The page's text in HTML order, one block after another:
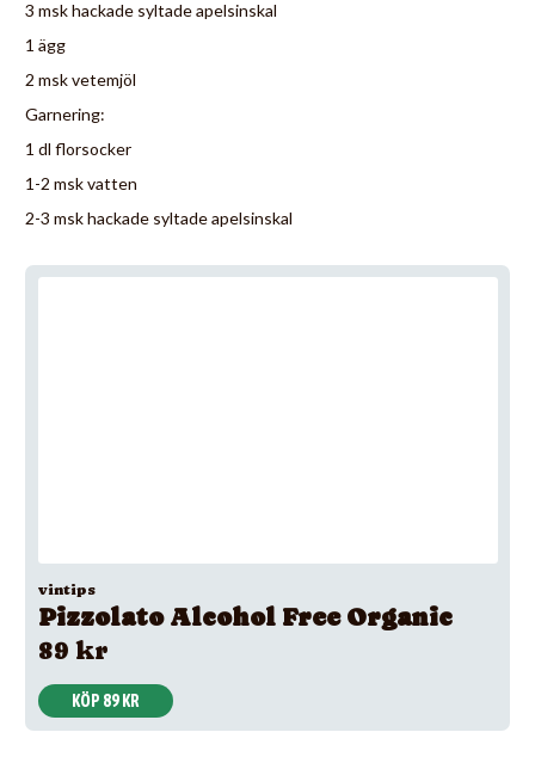
3 msk hackade syltade apelsinskal
1 ägg
2 msk vetemjöl
Garnering:
1 dl florsocker
1-2 msk vatten
2-3 msk hackade syltade apelsinskal
vintips
Pizzolato Alcohol Free Organic
89 kr
KÖP 89 KR